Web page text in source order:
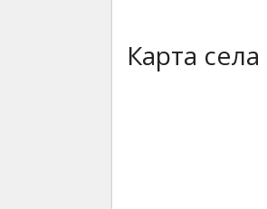
Карта